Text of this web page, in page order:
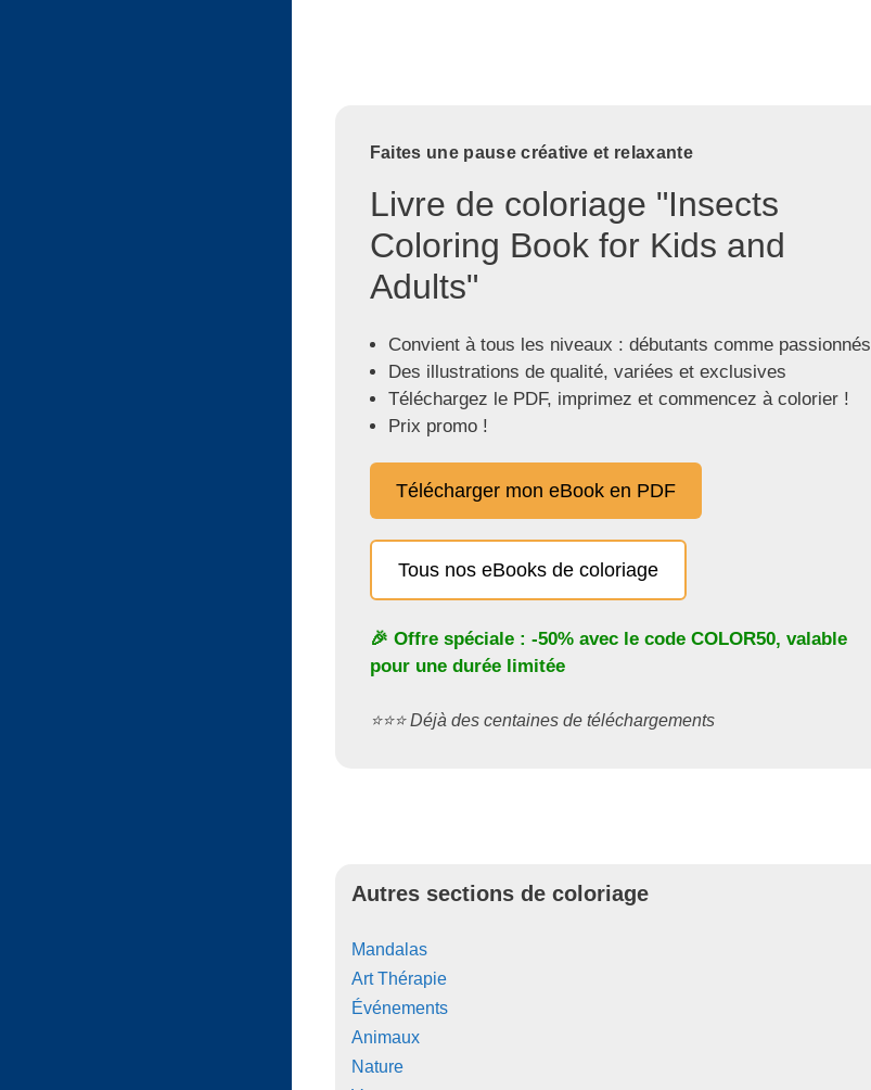
Faites une pause créative et relaxante
Livre de coloriage "Insects
Coloring Book for Kids and
Adults"
Convient à tous les niveaux : débutants comme passionnés
Des illustrations de qualité, variées et exclusives
Téléchargez le PDF, imprimez et commencez à colorier !
Prix promo !
Télécharger mon eBook en PDF
Tous nos eBooks de coloriage
🎉 Offre spéciale : -50% avec le code COLOR50, valable
pour une durée limitée
⭐️⭐️⭐️ Déjà des centaines de téléchargements
Autres sections de coloriage
Mandalas
Art Thérapie
Événements
Animaux
Nature